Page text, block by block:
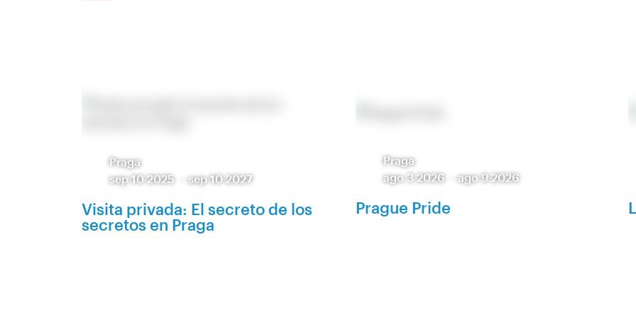
Praga
sep 10 2025
-sep 10 2027
Visita privada: El secreto de los
secretos en Praga
Praga
ago 3 2026
-ago 9 2026
Prague Pride